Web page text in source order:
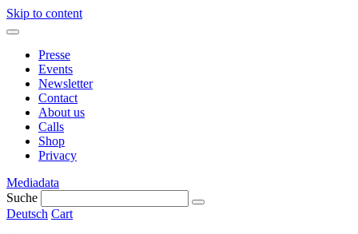
Skip to content
Presse
Events
Newsletter
Contact
About us
Calls
Shop
Privacy
Mediadata
Suche
Deutsch Cart